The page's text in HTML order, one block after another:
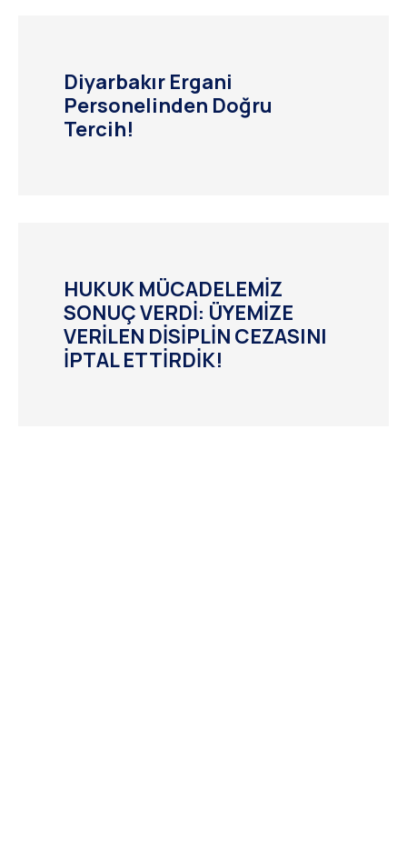
Diyarbakır Ergani
Personelinden Doğru
Tercih!
HUKUK MÜCADELEMİZ
SONUÇ VERDİ: ÜYEMİZE
VERİLEN DİSİPLİN CEZASINI
İPTAL ETTİRDİK!